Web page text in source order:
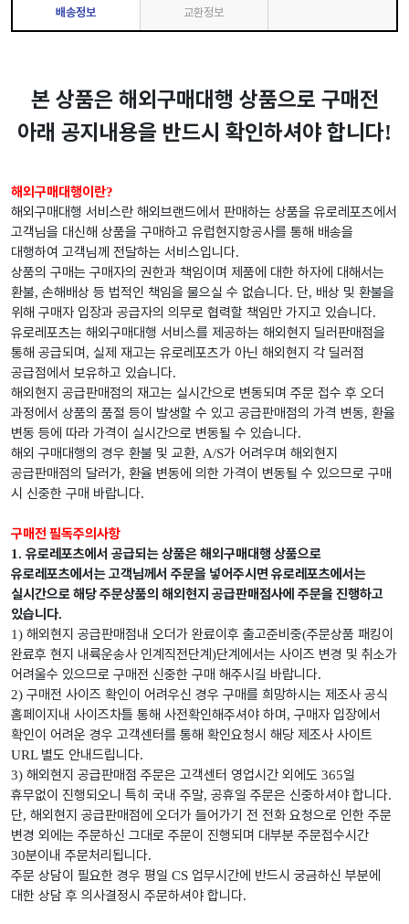
배송정보 교환정보
본 상품은 해외구매대행 상품으로 구매전
아래 공지내용을 반드시 확인하셔야 합니다!
해외구매대행이란?
해외구매대행 서비스란 해외브랜드에서 판매하는 상품을 유로레포츠에서
고객님을 대신해 상품을 구매하고 유럽현지항공사를 통해 배송을
대행하여 고객님께 전달하는 서비스입니다.
상품의 구매는 구매자의 권한과 책임이며 제품에 대한 하자에 대해서는
환불, 손해배상 등 법적인 책임을 물으실 수 없습니다. 단, 배상 및 환불을
위해 구매자 입장과 공급자의 의무로 협력할 책임만 가지고 있습니다.
유로레포츠는 해외구매대행 서비스를 제공하는 해외현지 딜러판매점을
통해 공급되며 , 실제 재고는 유로레포츠가 아닌 해외현지 각 딜러점
공급점에서 보유하고 있습니다.
해외현지 공급판매점의 재고는 실시간으로 변동되며 주문 접수 후 오더
과정에서 상품의 품절 등이 발생할 수 있고 공급판매점의 가격 변동, 환율
변동 등에 따라 가격이 실시간으로 변동될 수 있습니다.
해외 구매대행의 경우 환불 및 교환, A/S가 어려우며 해외현지
공급판매점의 달러가, 환율 변동에 의한 가격이 변동될 수 있으므로 구매
시 신중한 구매 바랍니다.
구매전 필독주의사항
1. 유로레포츠에서 공급되는 상품은 해외구매대행 상품으로
유로레포츠에서는 고객님께서 주문을 넣어주시면 유로레포츠에서는
실시간으로 해당 주문상품의 해외현지 공급판매점사에 주문을 진행하고
있습니다.
1) 해외현지 공급판매점내 오더가 완료이후 출고준비중(주문상품 패킹이
완료후 현지 내륙운송사 인계직전단계 )단계에서는 사이즈 변경 및 취소가
어려울수 있으므로 구매전 신중한 구매 해주시길 바랍니다.
2) 구매전 사이즈 확인이 어려우신 경우 구매를 희망하시는 제조사 공식
홈페이지내 사이즈차틀 통해 사전확인해주셔야 하며 , 구매자 입장에서
확인이 어려운 경우 고객센터를 통해 확인요청시 해당 제조사 사이트
URL 별도 안내드립니다.
3) 해외현지 공급판매점 주문은 고객센터 영업시간 외에도 365일
휴무없이 진행되오니 특히 국내 주말, 공휴일 주문은 신중하셔야 합니다.
단, 해외현지 공급판매점에 오더가 들어가기 전 전화 요청으로 인한 주문
변경 외에는 주문하신 그대로 주문이 진행되며 대부분 주문접수시간
30분이내 주문처리됩니다.
주문 상담이 필요한 경우 평일 CS 업무시간에 반드시 궁금하신 부분에
대한 상담 후 의사결정시 주문하셔야 합니다.